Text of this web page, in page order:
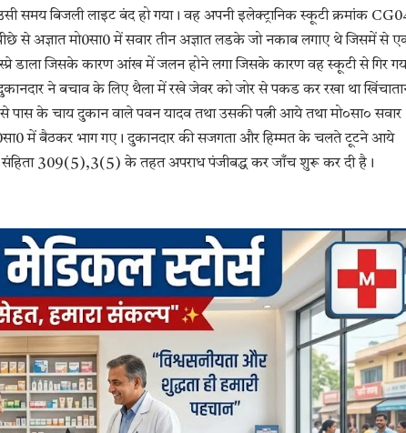
समय बिजली लाइट बंद हो गया। वह अपनी इलेक्ट्रानिक स्कूटी क्रमांक
से अज्ञात मो0सा0 में सवार तीन अज्ञात लडके जो नकाब लगाए थे जिसमें से
डाला जिसके कारण आंख में जलन होने लगा जिसके कारण वह स्कूटी से गिर
ने बचाव के लिए थैला में रखे जेवर को जोर से पकड कर रखा था
पास के चाय दुकान वाले पवन यादव तथा उसकी पत्नी आये तथा मो०सा० सवार
में बैठकर भाग गए। दुकानदार की सजगता और हिम्मत के चलते टूटने आये
संहिता 309(5),3(5) के तहत अपराध पंजीबद्ध कर जाँच शुरू कर दी है।